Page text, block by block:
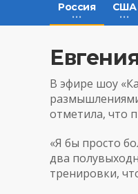
Россия США
В эфире шоу
отметила, что
«Я бы просто
два
тренировки,